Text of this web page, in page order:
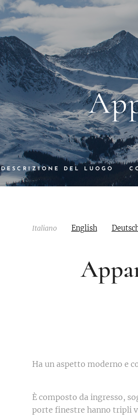
DESCRIZIONE DEL LUOGO
Italiano English
Ha un aspetto moderno e
È composto da ingresso,
porte finestre hanno tripli